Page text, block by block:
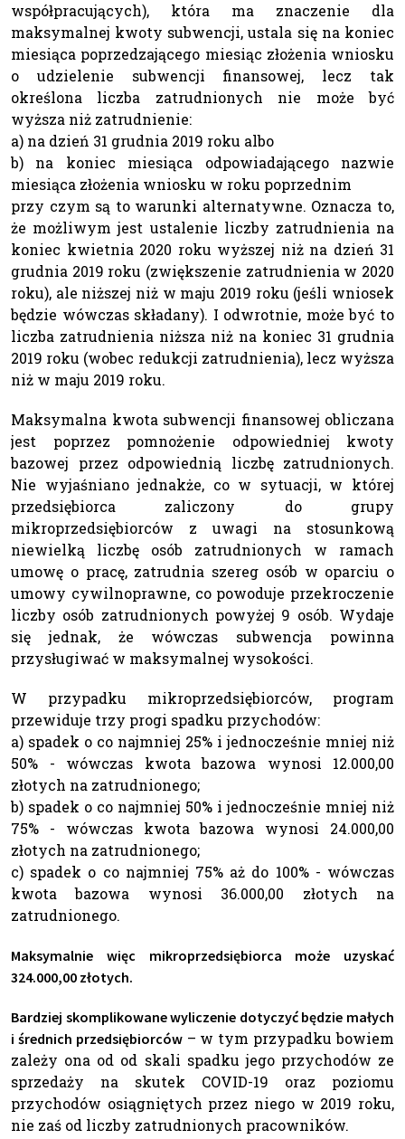
współpracujących), która ma znaczenie dla
maksymalnej kwoty subwencji, ustala się na koniec
miesiąca poprzedzającego miesiąc złożenia wniosku
o udzielenie subwencji finansowej, lecz tak
określona liczba zatrudnionych nie może być
wyższa niż zatrudnienie:
a) na dzień 31 grudnia 2019 roku albo
b) na koniec miesiąca odpowiadającego nazwie
miesiąca złożenia wniosku w roku poprzednim
przy czym są to warunki alternatywne. Oznacza to,
że możliwym jest ustalenie liczby zatrudnienia na
koniec kwietnia 2020 roku wyższej niż na dzień 31
grudnia 2019 roku (zwiększenie zatrudnienia w 2020
roku), ale niższej niż w maju 2019 roku (jeśli wniosek
będzie wówczas składany). I odwrotnie, może być to
liczba zatrudnienia niższa niż na koniec 31 grudnia
2019 roku (wobec redukcji zatrudnienia), lecz wyższa
niż w maju 2019 roku.
Maksymalna kwota subwencji finansowej obliczana
jest poprzez pomnożenie odpowiedniej kwoty
bazowej przez odpowiednią liczbę zatrudnionych.
Nie wyjaśniano jednakże, co w sytuacji, w której
przedsiębiorca zaliczony do grupy
mikroprzedsiębiorców z uwagi na stosunkową
niewielką liczbę osób zatrudnionych w ramach
umowę o pracę, zatrudnia szereg osób w oparciu o
umowy cywilnoprawne, co powoduje przekroczenie
liczby osób zatrudnionych powyżej 9 osób. Wydaje
się jednak, że wówczas subwencja powinna
przysługiwać w maksymalnej wysokości.
W przypadku mikroprzedsiębiorców, program
przewiduje trzy progi spadku przychodów:
a) spadek o co najmniej 25% i jednocześnie mniej niż
50% - wówczas kwota bazowa wynosi 12.000,00
złotych na zatrudnionego;
b) spadek o co najmniej 50% i jednocześnie mniej niż
75% - wówczas kwota bazowa wynosi 24.000,00
złotych na zatrudnionego;
c) spadek o co najmniej 75% aż do 100% - wówczas
kwota bazowa wynosi 36.000,00 złotych na
zatrudnionego.
Maksymalnie więc mikroprzedsiębiorca może uzyskać
324.000,00 złotych.
Bardziej skomplikowane wyliczenie dotyczyć będzie małych
i średnich przedsiębiorców– w tym przypadku bowiem
zależy ona od od skali spadku jego przychodów ze
sprzedaży na skutek COVID-19 oraz poziomu
przychodów osiągniętych przez niego w 2019 roku,
nie zaś od liczby zatrudnionych pracowników.